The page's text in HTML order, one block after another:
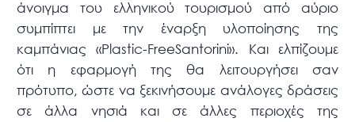
άνοιγμα του ελληνικού τουρισμού από αύριο
συμπίπτει με την έναρξη υλοποίησης της
καμπάνιας «Plastic-FreeSantorini». Και ελπίζουμε
ότι η εφαρμογή της θα λειτουργήσει σαν
πρότυπο, ώστε να ξεκινήσουμε ανάλογες δράσεις
σε άλλα νησιά και σε άλλες περιοχές της